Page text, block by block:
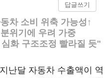
답글쓰기
차 소비 위축 가능성↑
위기에 우려 가중
화 구조조정 빨라질 듯"
난달 자동차 수출액이 역